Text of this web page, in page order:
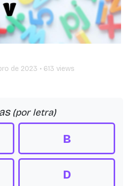
de 2023 • 613 views
(por letra)
B
D